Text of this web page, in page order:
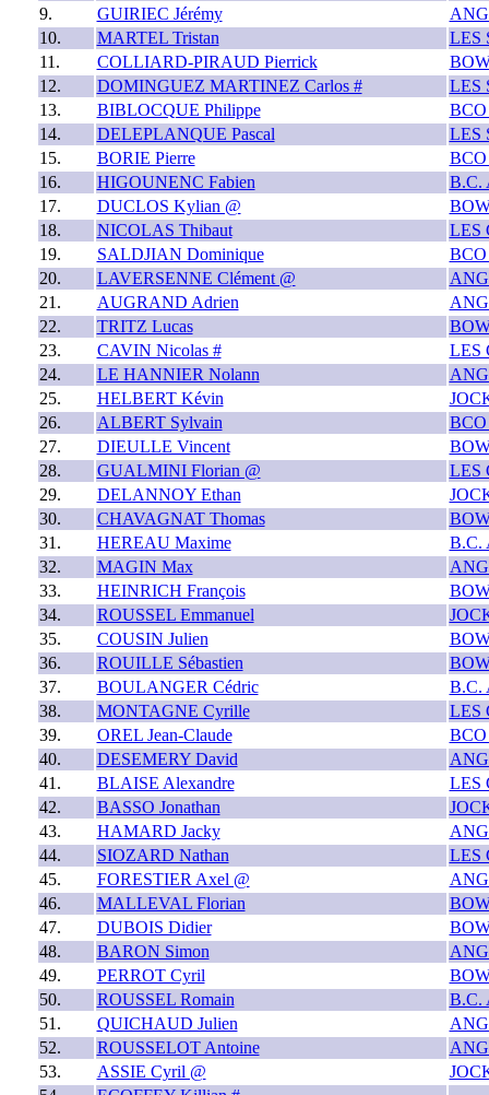
9.
GUIRIEC Jérémy
10.
MARTEL Tristan
LES
11.
COLLIARD-PIRAUD Pierrick
12.
DOMINGUEZ MARTINEZ Carlos #
LES
13.
BIBLOCQUE Philippe
14.
DELEPLANQUE Pascal
LES
15.
BORIE Pierre
16.
HIGOUNENC Fabien
B.C.
17.
DUCLOS Kylian @
18.
NICOLAS Thibaut
LES
19.
SALDJIAN Dominique
20.
LAVERSENNE Clément @
21.
AUGRAND Adrien
22.
TRITZ Lucas
23.
CAVIN Nicolas #
LES
24.
LE HANNIER Nolann
25.
HELBERT Kévin
26.
ALBERT Sylvain
27.
DIEULLE Vincent
28.
GUALMINI Florian @
LES
29.
DELANNOY Ethan
30.
CHAVAGNAT Thomas
31.
HEREAU Maxime
B.C.
32.
MAGIN Max
33.
HEINRICH François
34.
ROUSSEL Emmanuel
35.
COUSIN Julien
36.
ROUILLE Sébastien
37.
BOULANGER Cédric
B.C.
38.
MONTAGNE Cyrille
LES
39.
OREL Jean-Claude
40.
DESEMERY David
41.
BLAISE Alexandre
LES
42.
BASSO Jonathan
43.
HAMARD Jacky
44.
SIOZARD Nathan
LES
45.
FORESTIER Axel @
46.
MALLEVAL Florian
47.
DUBOIS Didier
48.
BARON Simon
49.
PERROT Cyril
50.
ROUSSEL Romain
B.C.
51.
QUICHAUD Julien
52.
ROUSSELOT Antoine
53.
ASSIE Cyril @